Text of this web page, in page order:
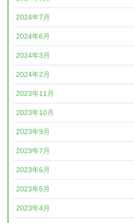
2024年7月
2024年6月
2024年3月
2024年2月
2023年11月
2023年10月
2023年9月
2023年7月
2023年6月
2023年5月
2023年4月